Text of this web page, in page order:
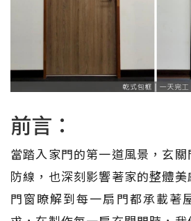
前言：
當踏入家門的第一道風景，玄
防線，也深刻影響著家的整體
門窗瞭解到每一扇門都承載著